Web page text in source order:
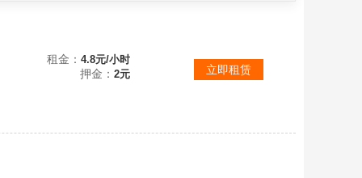
开黑必备
租金： 4.8元/小时
押金： 2元 立即租赁